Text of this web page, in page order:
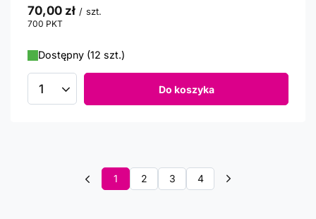
70,00 zł / szt.
700 PKT
Dostępny (12 szt.)
Ilość produktów Do koszyka
1 2 3 4